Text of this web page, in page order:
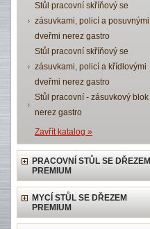
Stůl pracovní skříňový se
zásuvkami, policí a posuvnými
dveřmi nerez gastro
Stůl pracovní skříňový se
zásuvkami, policí a křídlovými
dveřmi nerez gastro
Stůl pracovní - zásuvkový blok
nerez gastro
Zavřít katalog »
PRACOVNÍ STŮL SE DŘEZEM
PREMIUM
MYCÍ STŮL SE DŘEZEM
PREMIUM